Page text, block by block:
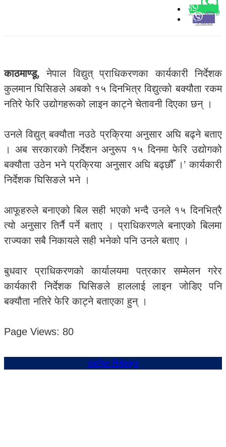
Whatsapp
Viber
काठमाण्डू,नेपाल विद्युत् प्राधिकरणका कार्यकारी निर्देशक
कुलमान घिसिङले अबको १५ दिनभित्र विद्युत्को बक्यौता रकम
नतिरे फेरि उद्योगहरूको लाइन काट्ने चेतावनी दिएका छन् ।
उनले विद्युत् बक्यौता नउठे प्रक्रिया अनुसार अघि बढ्ने बताए
। अब सरकारको निर्देशन अनुरूप १५ दिनमा फेरि उद्योगको
बक्यौता उठेन भने प्रक्रिया अनुसार अघि बढ्छौँ ।’ कार्यकारी
निर्देशक घिसिङले भने ।
आफूहरुले बनाएको बिल सही भएको भन्दै उनले १५ दिनभित्रै
त्यो अनुसार तिर्नै पर्ने बताए । प्राधिकरणले बनाएको बिलमा
राज्यका सबै निकायले सही भनेको पनि उनले बताए ।
बुधवार प्राधिकरणको कार्यालयमा पत्रकार सम्मेलन गरेर
कार्यकारी निर्देशक घिसिङले हाललाई लाइन जोडिए पनि
बक्यौता नतिरे फेरि काट्ने बताएका हुन् ।
Page Views: 80
संबन्धित शिर्षकहरु